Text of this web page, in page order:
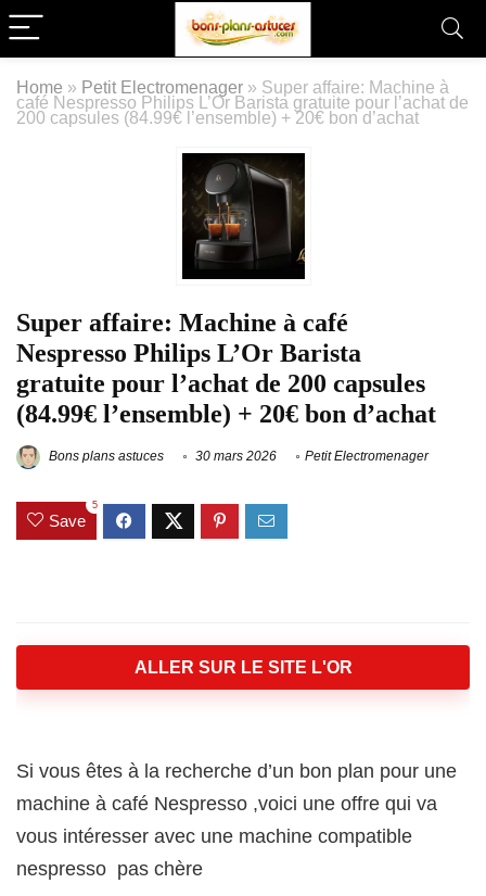
Home » Petit Electromenager » Super affaire: Machine à
café Nespresso Philips L’Or Barista gratuite pour l’achat de
200 capsules (84.99€ l’ensemble) + 20€ bon d’achat
Super affaire: Machine à café
Nespresso Philips L’Or Barista
gratuite pour l’achat de 200 capsules
(84.99€ l’ensemble) + 20€ bon d’achat
Bons plans astuces 30 mars 2026 Petit Electromenager
Save
5
ALLER SUR LE SITE L'OR
Si vous êtes à la recherche d’un bon plan pour une
machine à café Nespresso ,voici une offre qui va
vous intéresser avec une machine compatible
nespresso pas chère